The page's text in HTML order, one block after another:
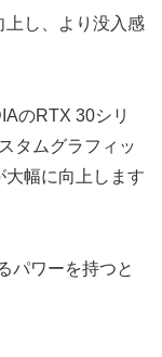
上し、より没入感
のRTX 30シリ
タムグラフィッ
大幅に向上します​
パワーを持つと